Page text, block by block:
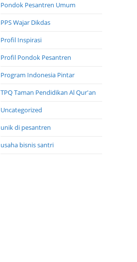
Pondok Pesantren Umum
PPS Wajar Dikdas
Profil Inspirasi
Profil Pondok Pesantren
Program Indonesia Pintar
TPQ Taman Pendidikan Al Qur'an
Uncategorized
unik di pesantren
usaha bisnis santri